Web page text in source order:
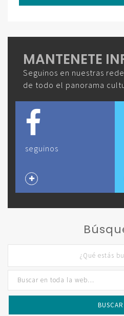
MANTENETE
Seguinos en nuestras
de todo el panorama
seguinos
BUSCAR